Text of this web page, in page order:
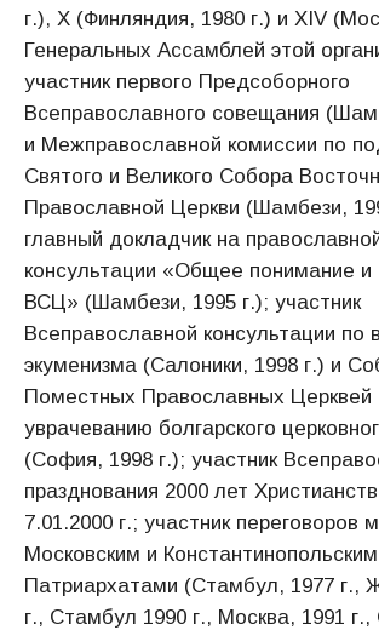
г.), Х (Финляндия, 1980 г.) и XIV
Генеральных Ассамблей этой
участник первого Предсоборного
Всеправославного совещания
и Межправославной комиссии по
Святого и Великого Собора
Православной Церкви (Шамбези,
главный докладчик на
консультации «Общее понимание и
ВСЦ» (Шамбези, 1995 г.); участник
Всеправославной консультации по
экуменизма (Салоники, 1998 г.) и
Поместных Православных Церквей
уврачеванию болгарского
(София, 1998 г.); участник
празднования 2000 лет
7.01.2000 г.; участник переговоров
Московским и Константинопольским
Патриархатами (Стамбул, 1977 г.,
г., Стамбул 1990 г., Москва, 1991